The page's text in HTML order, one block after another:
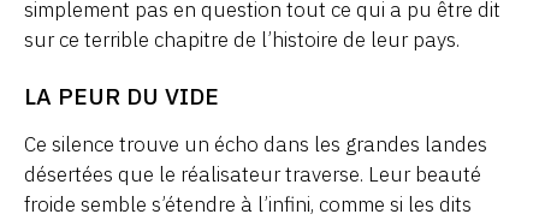
simplement pas en question tout ce qui a pu être dit
sur ce terrible chapitre de l’histoire de leur pays.
LA PEUR DU VIDE
Ce silence trouve un écho dans les grandes landes
désertées que le réalisateur traverse. Leur beauté
froide semble s’étendre à l’infini, comme si les dits